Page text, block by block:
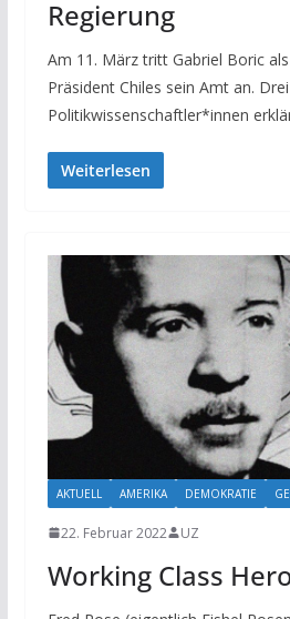
Regierung
Am 11. März tritt Gabriel Boric
Präsident Chiles sein Amt an. Drei
Politikwissenschaftler*innen
Weiterlesen
AKTUELL AMERIKA DEMOKRATIE
22. Februar 2022 UZ
Working Class